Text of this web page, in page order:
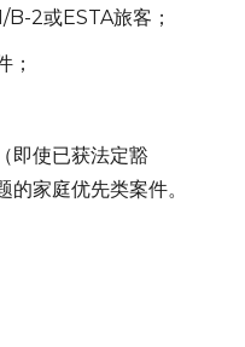
B-2或ESTA旅客；
；
即使已获法定豁
家庭优先类案件。